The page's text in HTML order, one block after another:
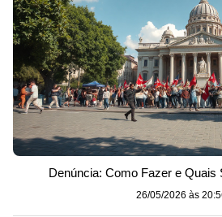
Denúncia: Como Fazer e Quais
26/05/2026 às